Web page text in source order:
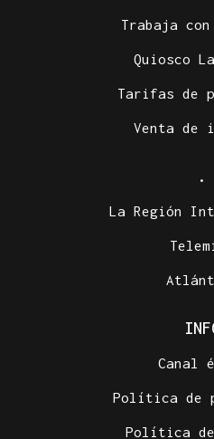
Trabaja
Quiosco
Tarifas de
Venta de
.
La Región
Canal
Política de
Política